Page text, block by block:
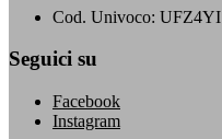
Cod. Univoco: UFZ4YI
Seguici su
Facebook
Instagram